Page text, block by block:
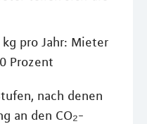
pro Jahr: Mieter
Prozent
nach denen
an den CO₂-